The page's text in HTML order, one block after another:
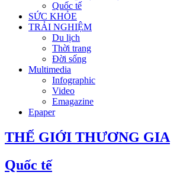
Quốc tế
SỨC KHỎE
TRẢI NGHIỆM
Du lịch
Thời trang
Đời sống
Multimedia
Infographic
Video
Emagazine
Epaper
THẾ GIỚI THƯƠNG GIA
Quốc tế